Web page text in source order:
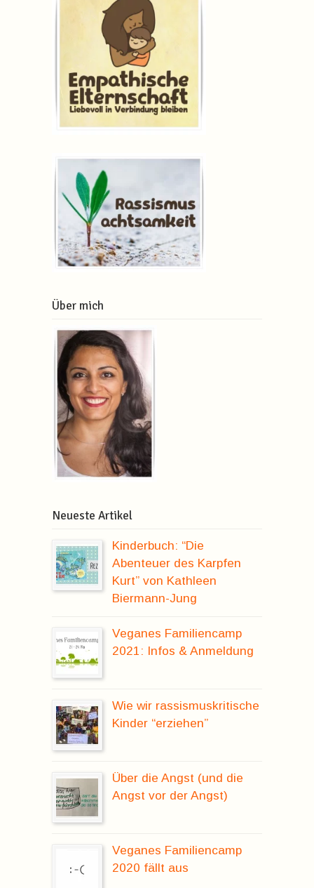
Über mich
Neueste Artikel
Kinderbuch: “Die
Abenteuer des Karpfen
Kurt” von Kathleen
Biermann-Jung
Veganes Familiencamp
2021: Infos & Anmeldung
Wie wir rassismuskritische
Kinder “erziehen”
Über die Angst (und die
Angst vor der Angst)
Veganes Familiencamp
2020 fällt aus